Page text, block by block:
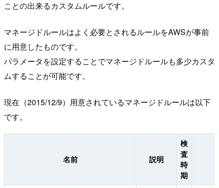
ことの出来るカスタムルールです。
マネージドルールはよく必要とされるルールをAWSが事前
に用意したものです。
パラメータを設定することでマネージドルールも多少カスタ
ムすることが可能です。
現在（2015/12/9）用意されているマネージドルールは以下
です。
名前 説明
検
査
時
期